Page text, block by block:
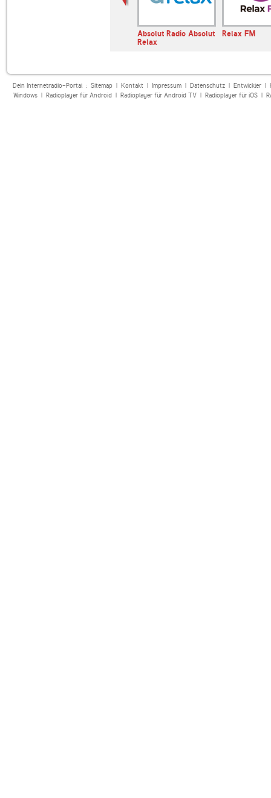
Absolut Radio Absolut
Relax
Relax FM
Dein Internetradio-Portal : Sitemap| Kontakt| Impressum| Datenschutz| Entwickler|
Windows| Radioplayer für Android| Radioplayer für Android TV| Radioplayer für iOS|